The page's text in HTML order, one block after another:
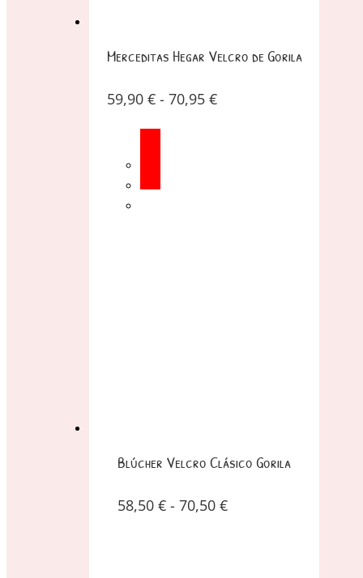
Merceditas Hegar Velcro de Gorila
59,90 € - 70,95 €
Blúcher Velcro Clásico Gorila
58,50 € - 70,50 €